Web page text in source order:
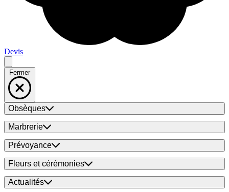
Devis
Fermer
Obsèques
Marbrerie
Prévoyance
Fleurs et cérémonies
Actualités